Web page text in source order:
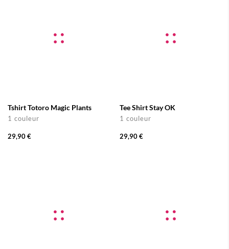
Tshirt Totoro Magic Plants
1 couleur
29,90 €
Tee Shirt Stay OK
1 couleur
29,90 €